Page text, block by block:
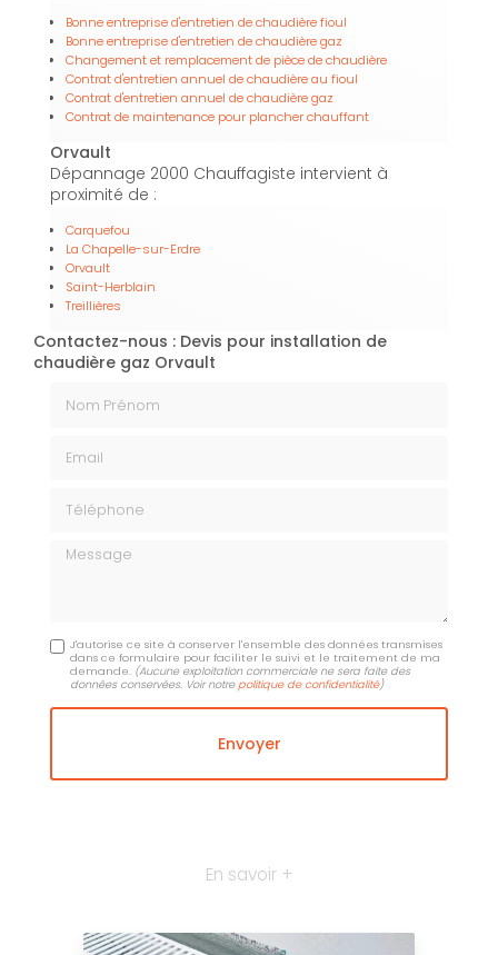
Bonne entreprise d'entretien de chaudière fioul
Bonne entreprise d'entretien de chaudière gaz
Changement et remplacement de pièce de chaudière
Contrat d'entretien annuel de chaudière au fioul
Contrat d'entretien annuel de chaudière gaz
Contrat de maintenance pour plancher chauffant
Orvault
Dépannage 2000 Chauffagiste intervient à
proximité de :
Carquefou
La Chapelle-sur-Erdre
Orvault
Saint-Herblain
Treillières
Contactez-nous : Devis pour installation de
chaudière gaz Orvault
Message
J'autorise ce site à conserver l'ensemble des données transmises
dans ce formulaire pour faciliter le suivi et le traitement de ma
demande. (Aucune exploitation commerciale ne sera faite des
données conservées. Voir notrepolitique de confidentialité)
En savoir +